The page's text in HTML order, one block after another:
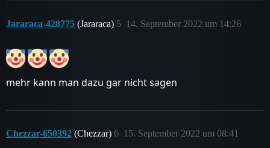
Jararaca-428775 (Jararaca) 14. September 2022 um 14:26
5
mehr kann man dazu gar nicht sagen
Chezzar-650392 (Chezzar) 15. September 2022 um 08:41
6